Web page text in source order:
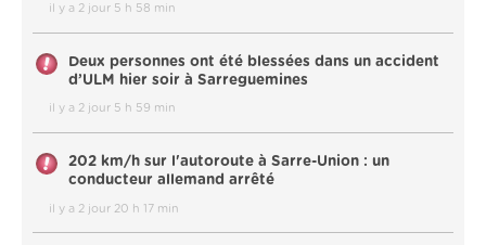
il y a 2 jour 5 h 58 min
Deux personnes ont été blessées dans un accident
d’ULM hier soir à Sarreguemines
il y a 2 jour 5 h 59 min
202 km/h sur l'autoroute à Sarre-Union : un
conducteur allemand arrêté
il y a 2 jour 20 h 17 min